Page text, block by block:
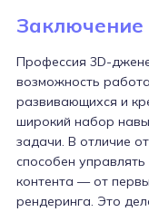
Заключение
Профессия 3D-
возможность
развивающихся и
широкий набор
задачи. В отличие
способен
контента — от
рендеринга. Это